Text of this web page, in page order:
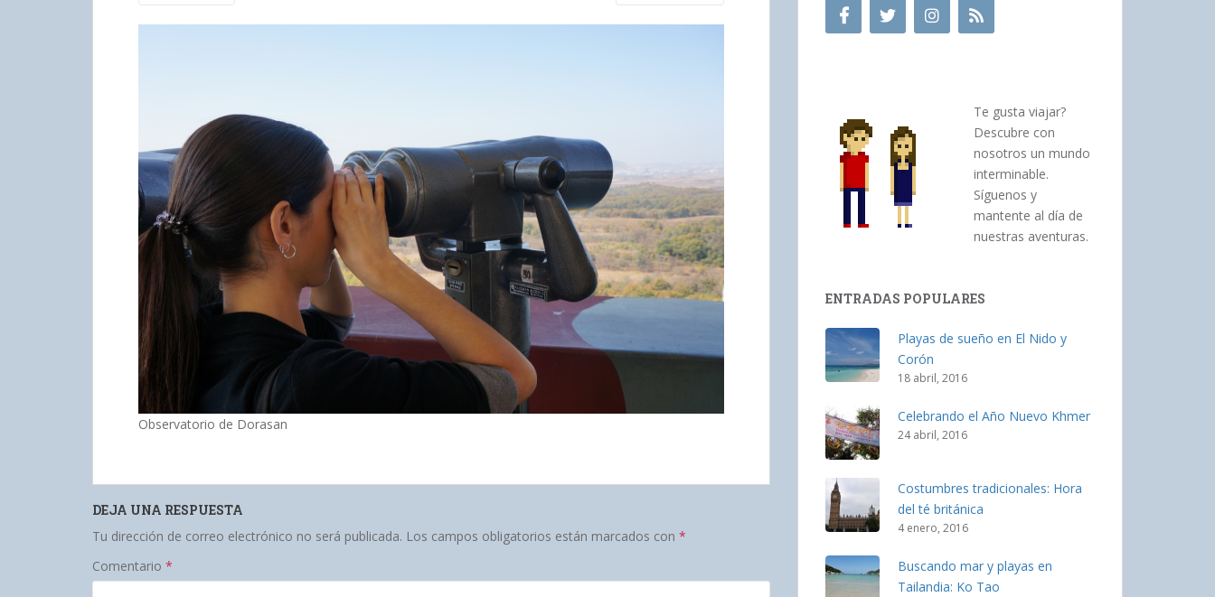
Observatorio de Dorasan
DEJA UNA RESPUESTA
Tu dirección de correo electrónico no será publicada. Los campos obligatorios están marcados con *
Comentario *
Te gusta viajar?
Descubre con
nosotros un mundo
interminable.
Síguenos y
mantente al día de
nuestras aventuras.
ENTRADAS POPULARES
Playas de sueño en El Nido y
Corón
18 abril, 2016
Celebrando el Año Nuevo Khmer
24 abril, 2016
Costumbres tradicionales: Hora
del té británica
4 enero, 2016
Buscando mar y playas en
Tailandia: Ko Tao